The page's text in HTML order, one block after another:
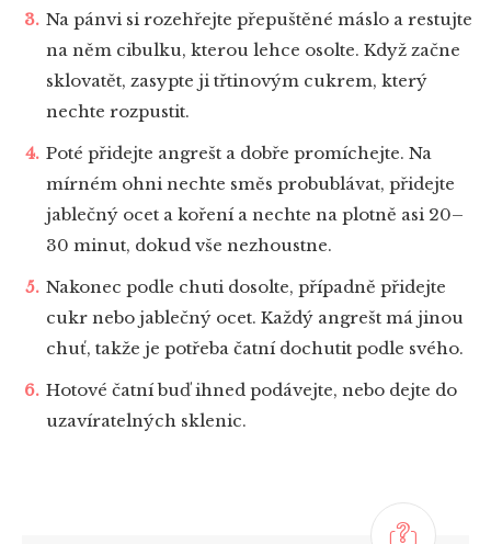
Na pánvi si rozehřejte přepuštěné máslo a restujte
na něm cibulku, kterou lehce osolte. Když začne
sklovatět, zasypte ji třtinovým cukrem, který
nechte rozpustit.
Poté přidejte angrešt a dobře promíchejte. Na
mírném ohni nechte směs probublávat, přidejte
jablečný ocet a koření a nechte na plotně asi 20–
30 minut, dokud vše nezhoustne.
Nakonec podle chuti dosolte, případně přidejte
cukr nebo jablečný ocet. Každý angrešt má jinou
chuť, takže je potřeba čatní dochutit podle svého.
Hotové čatní buď ihned podávejte, nebo dejte do
uzavíratelných sklenic.